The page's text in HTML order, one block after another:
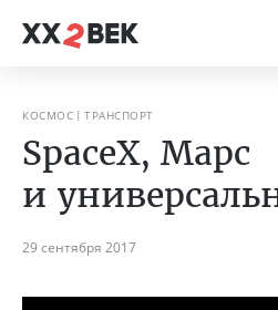
КОСМОС ТРАНСПОРТ
SpaceX, Марс
и
29 сентября 2017